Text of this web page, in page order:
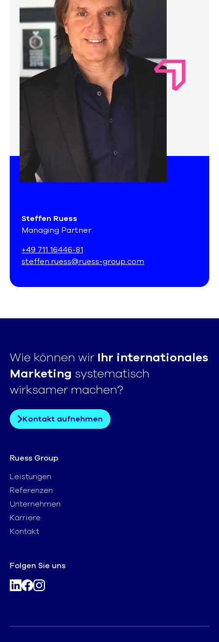
Steffen Ruess
Managing Partner
+49 711 16446-81
steffen.ruess@ruess-group.com
Wie können wir Ihr internationales
Marketing systematisch
wirksamer machen?
Kontakt aufnehmen
Ruess Group
Leistungen
Referenzen
Unternehmen
Karriere
Kontakt
Folgen Sie uns